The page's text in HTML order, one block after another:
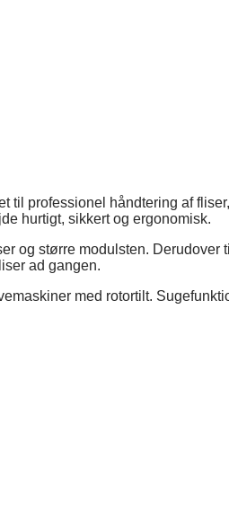
til professionel håndtering af
hurtigt, sikkert og ergonomisk.
og større modulsten. Derudover
ad gangen.
med rotortilt.